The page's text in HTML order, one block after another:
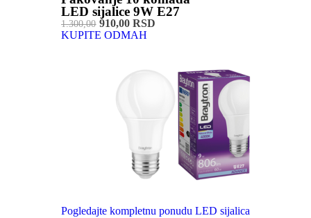
LED sijalice 9W E27
1.300,00910,00 RSD
KUPITE ODMAH
Pogledajte kompletnu ponudu LED sijalica